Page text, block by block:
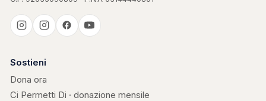
Casa Kerigma
Sostieni
Dona ora
Ci Permetti Di · donazione mensile